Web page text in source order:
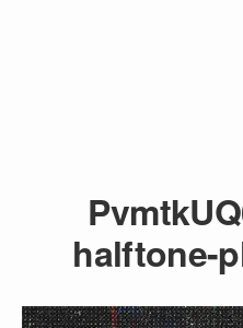
halftone-